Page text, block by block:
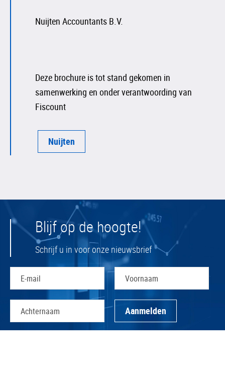
Nuijten Accountants B.V.
Deze brochure is tot stand gekomen in
samenwerking en onder verantwoording van
Fiscount
Nuijten
Blijf op de hoogte!
Schrijf u in voor onze nieuwsbrief